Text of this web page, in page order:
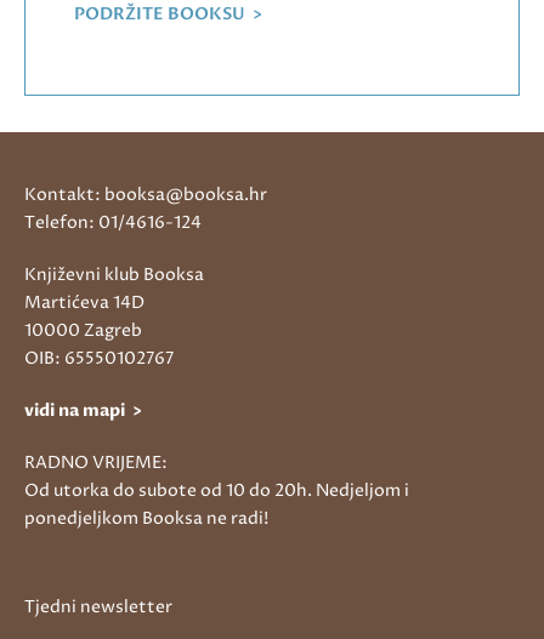
PODRŽITE BOOKSU >
Kontakt: booksa@booksa.hr
Telefon: 01/4616-124
Književni klub Booksa
Martićeva 14D
10000 Zagreb
OIB: 65550102767
vidi na mapi >
RADNO VRIJEME:
Od utorka do subote od 10 do 20h. Nedjeljom i
ponedjeljkom Booksa ne radi!
Tjedni newsletter